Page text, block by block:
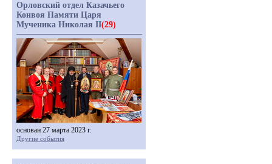
Орловский отдел Казачьего
Конвоя Памяти Царя
Мученика Николая II(29)
основан 27 марта 2023 г.
Другие события